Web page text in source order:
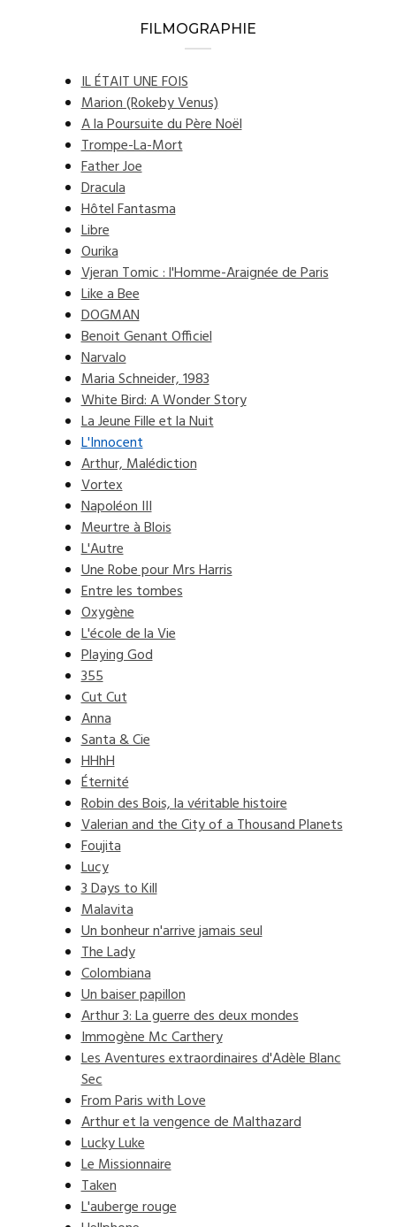
FILMOGRAPHIE
IL ÉTAIT UNE FOIS
Marion (Rokeby Venus)
A la Poursuite du Père Noël
Trompe-La-Mort
Father Joe
Dracula
Hôtel Fantasma
Libre
Ourika
Vjeran Tomic : l'Homme-Araignée de Paris
Like a Bee
DOGMAN
Benoit Genant Officiel
Narvalo
Maria Schneider, 1983
White Bird: A Wonder Story
La Jeune Fille et la Nuit
L'Innocent
Arthur, Malédiction
Vortex
Napoléon III
Meurtre à Blois
L'Autre
Une Robe pour Mrs Harris
Entre les tombes
Oxygène
L'école de la Vie
Playing God
355
Cut Cut
Anna
Santa & Cie
HHhH
Éternité
Robin des Bois, la véritable histoire
Valerian and the City of a Thousand Planets
Foujita
Lucy
3 Days to Kill
Malavita
Un bonheur n'arrive jamais seul
The Lady
Colombiana
Un baiser papillon
Arthur 3: La guerre des deux mondes
Immogène Mc Carthery
Les Aventures extraordinaires d'Adèle Blanc
Sec
From Paris with Love
Arthur et la vengence de Malthazard
Lucky Luke
Le Missionnaire
Taken
L'auberge rouge